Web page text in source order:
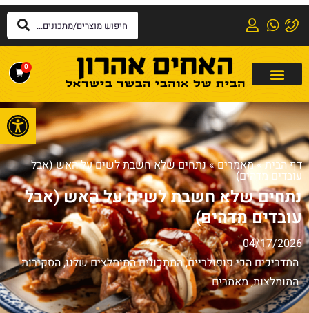
0
דף הבית»מאמרים»נתחים שלא חשבת לשים על האש (אבל
עובדים מדהים)
נתחים שלא חשבת לשים על האש (אבל
עובדים מדהים)
04/17/2026
המדריכים הכי פופולריים,המתכונים המומלצים שלנו,הסקירות
המומלצות,מאמרים